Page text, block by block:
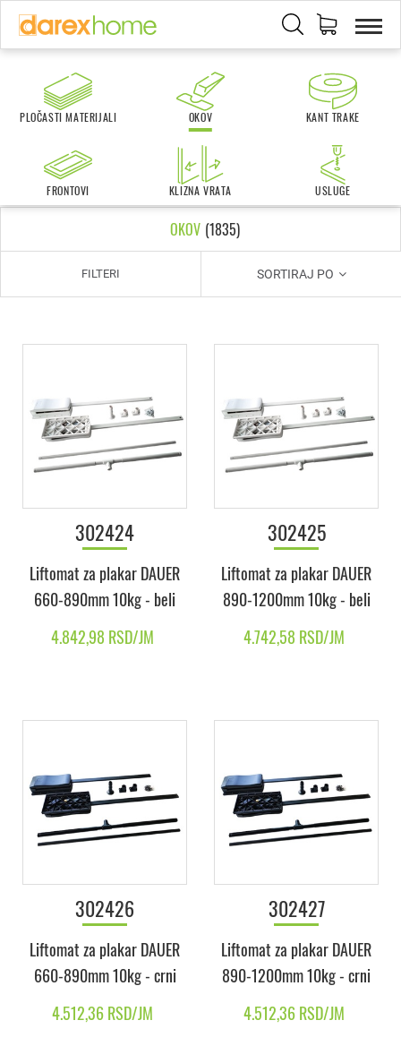
PLOČASTI MATERIJALI OKOV KANT TRAKE
FRONTOVI KLIZNA VRATA USLUGE
OKOV (1835)
FILTERI SORTIRAJ PO
302424
Liftomat za plakar DAUER
660-890mm 10kg - beli
4.842,98 RSD/JM
302425
Liftomat za plakar DAUER
890-1200mm 10kg - beli
4.742,58 RSD/JM
302426
Liftomat za plakar DAUER
660-890mm 10kg - crni
4.512,36 RSD/JM
302427
Liftomat za plakar DAUER
890-1200mm 10kg - crni
4.512,36 RSD/JM